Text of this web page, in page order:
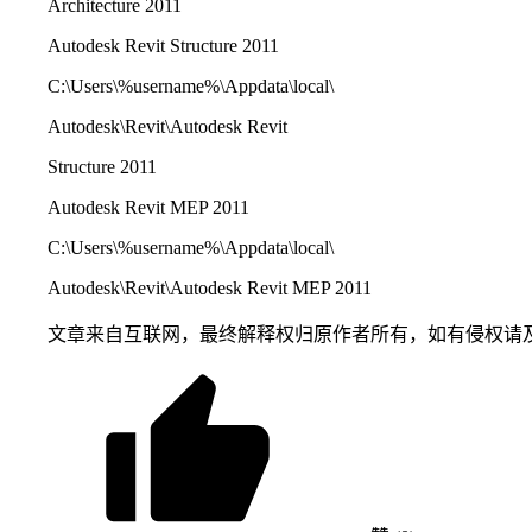
Architecture 2011
Autodesk Revit Structure 2011
C:\Users\%username%\Appdata\local\
Autodesk\Revit\Autodesk Revit
Structure 2011
Autodesk Revit MEP 2011
C:\Users\%username%\Appdata\local\
Autodesk\Revit\Autodesk Revit MEP 2011
文章来自互联网，最终解释权归原作者所有，如有侵权请